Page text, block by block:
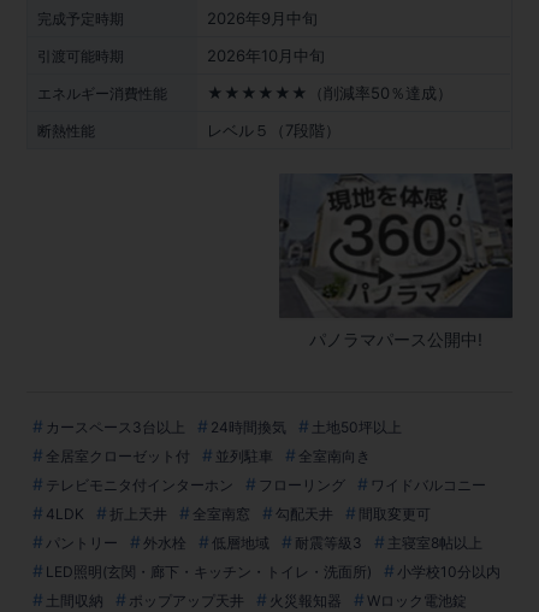
完成予定時期 2026年9月中旬
引渡可能時期 2026年10月中旬
エネルギー消費性能 ★★★★★★（削減率50％達成）
断熱性能 レベル５（7段階）
カースペース3台以上 24時間換気
土地50坪以上
全居室クローゼット付
並列駐車
全室南向き
テレビモニタ付インターホン
フローリング
ワイドバルコニー
4LDK
折上天井 全室南窓 勾配天井
間取変更可
パントリー
外水栓 低層地域 耐震等級3
主寝室8帖以上
LED照明(玄関・廊下・キッチン・トイレ・洗面所)
小学校10分以内
土間収納
ポップアップ天井 火災報知器
Wロック電池錠
パノラマパース公開中!